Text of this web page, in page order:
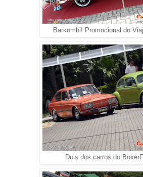
Barkombi! Promocional do
Dois dos carros do